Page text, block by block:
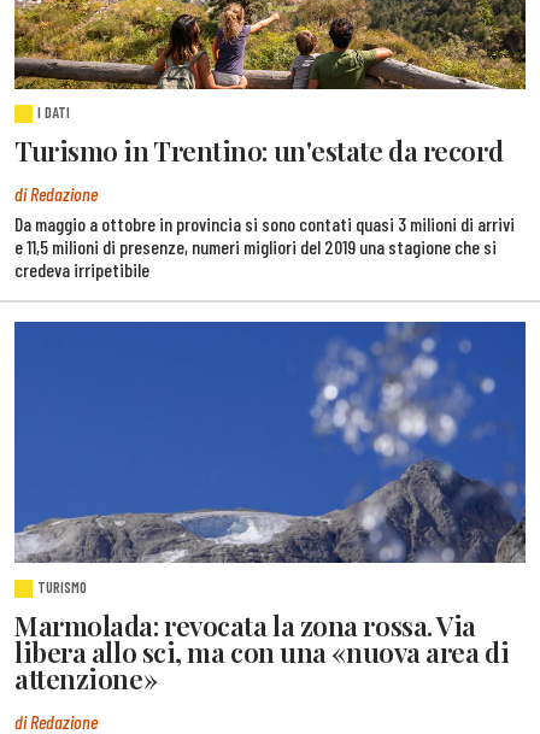
I DATI
Turismo in Trentino: un'estate da record
di Redazione
Da maggio a ottobre in provincia si sono contati quasi 3 milioni di arrivi
e 11,5 milioni di presenze, numeri migliori del 2019 una stagione che si
credeva irripetibile
TURISMO
Marmolada: revocata la zona rossa. Via
libera allo sci, ma con una «nuova area di
attenzione»
di Redazione